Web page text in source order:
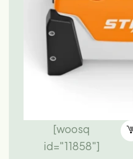
[woosq
id="11858"]